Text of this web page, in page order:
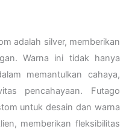
adalah silver, memberikan
Warna ini tidak hanya
memantulkan cahaya,
pencahayaan. Futago
untuk desain dan warna
memberikan fleksibilitas